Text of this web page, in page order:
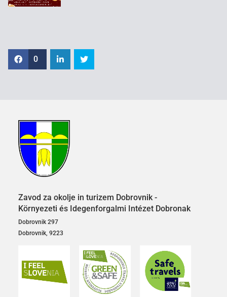
0
Zavod za okolje in turizem Dobrovnik -
Környezeti és Idegenforgalmi Intézet Dobronak
Dobrovnik 297
Dobrovnik, 9223